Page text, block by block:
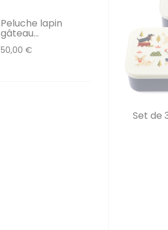
Peluche lapin
gâteau...
50,00 €
Set de